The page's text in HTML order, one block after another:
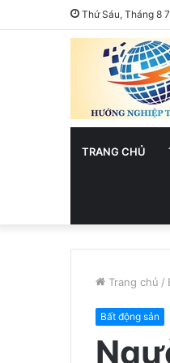
Thứ Sáu, Tháng 8
TRANG CHỦ
Trang chủ /
Bất động sản